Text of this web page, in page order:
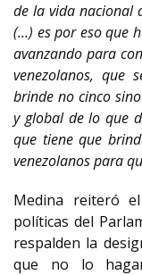
de la vida nacional
(…) es por eso que
avanzando para
venezolanos, que
brinde no cinco
y global de lo que
que tiene que
venezolanos para
Medina reiteró
políticas del
respalden la
que no lo